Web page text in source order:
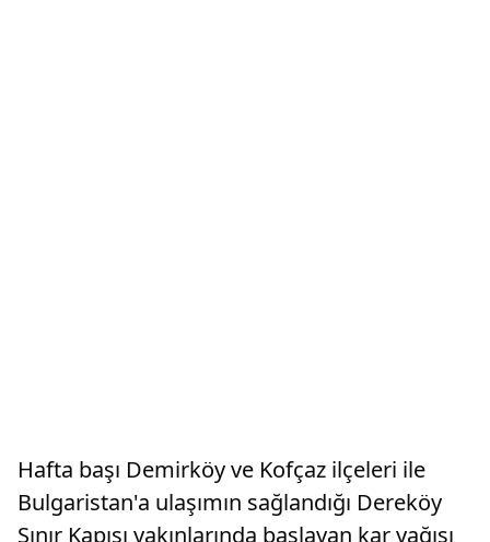
Hafta başı Demirköy ve Kofçaz ilçeleri ile
Bulgaristan'a ulaşımın sağlandığı Dereköy
Sınır Kapısı yakınlarında başlayan kar yağışı